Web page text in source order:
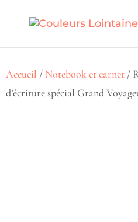
Accueil / Notebook et carnet /
d’écriture spécial Grand